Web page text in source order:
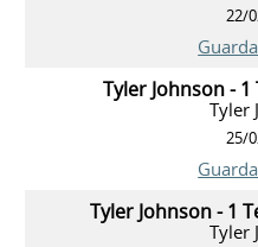
22/
Guarda
Tyler Johnson -
Tyler
25/
Guarda
Tyler Johnson - 1
Tyler